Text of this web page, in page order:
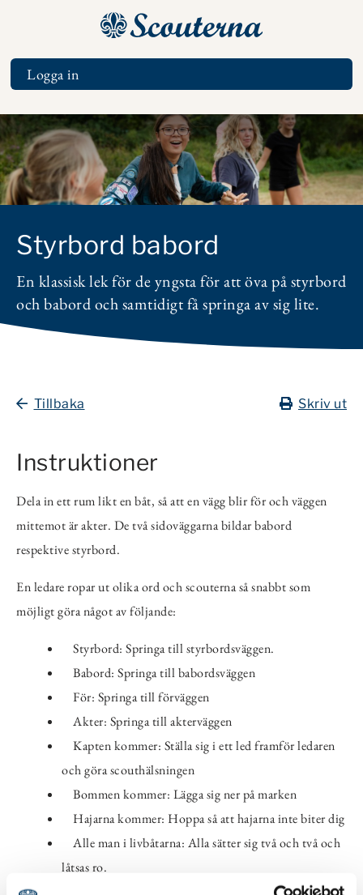
till
huvudinnehåll
Tools
Logga in
Styrbord babord
En klassisk lek för de yngsta för att öva på styrbord
och babord och samtidigt få springa av sig lite.
Tillbaka Skriv ut
Instruktioner
Dela in ett rum likt en båt, så att en vägg blir för och väggen
mittemot är akter. De två sidoväggarna bildar babord
respektive styrbord.
En ledare ropar ut olika ord och scouterna så snabbt som
möjligt göra något av följande:
Styrbord: Springa till styrbordsväggen.
Babord: Springa till babordsväggen
För: Springa till förväggen
Akter: Springa till akterväggen
Kapten kommer: Ställa sig i ett led framför ledaren
och göra scouthälsningen
Bommen kommer: Lägga sig ner på marken
Hajarna kommer: Hoppa så att hajarna inte biter dig
Alle man i livbåtarna: Alla sätter sig två och två och
låtsas ro.